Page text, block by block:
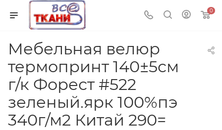
0
Мебельная велюр
термопринт 140±5см
г/к Форест #522
зеленый.ярк 100%пэ
340г/м2 Китай 290=